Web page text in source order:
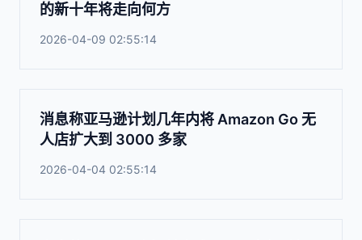
的新十年将走向何方
2026-04-09 02:55:14
消息称亚马逊计划几年内将 Amazon Go 无
人店扩大到 3000 多家
2026-04-04 02:55:14